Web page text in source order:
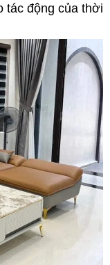
tác động của thời